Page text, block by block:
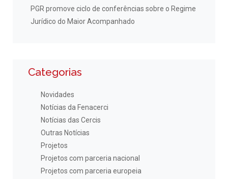
PGR promove ciclo de conferências sobre o Regime
Jurídico do Maior Acompanhado
Categorias
Novidades
Notícias da Fenacerci
Notícias das Cercis
Outras Notícias
Projetos
Projetos com parceria nacional
Projetos com parceria europeia